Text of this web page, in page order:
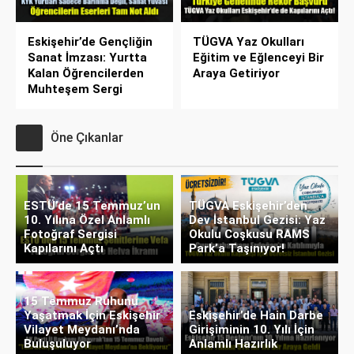
Eskişehir’de Gençliğin
Sanat İmzası: Yurtta
Kalan Öğrencilerden
Muhteşem Sergi
TÜGVA Yaz Okulları
Eğitim ve Eğlenceyi Bir
Araya Getiriyor
Öne Çıkanlar
ESTÜ’de 15 Temmuz’un
10. Yılına Özel Anlamlı
Fotoğraf Sergisi
Kapılarını Açtı
TÜGVA Eskişehir’den
Dev İstanbul Gezisi: Yaz
Okulu Coşkusu RAMS
Park’a Taşınıyor!
15 Temmuz Ruhunu
Yaşatmak İçin Eskişehir
Vilayet Meydanı’nda
Buluşuluyor
Eskişehir’de Hain Darbe
Girişiminin 10. Yılı İçin
Anlamlı Hazırlık